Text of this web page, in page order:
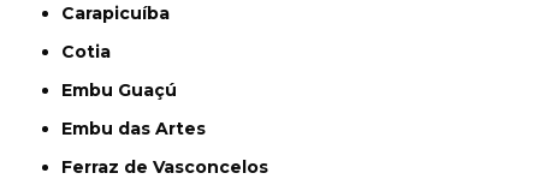
Carapicuíba
Cotia
Embu Guaçú
Embu das Artes
Ferraz de Vasconcelos